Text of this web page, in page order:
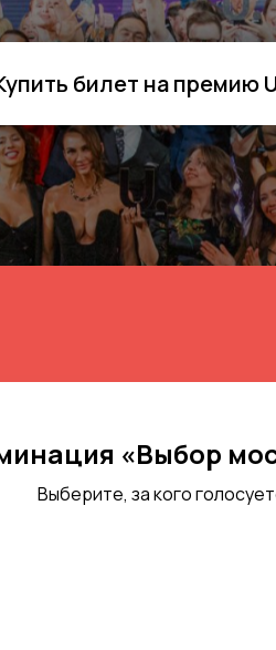
билет на премию
«Выбор
Выберите, за кого